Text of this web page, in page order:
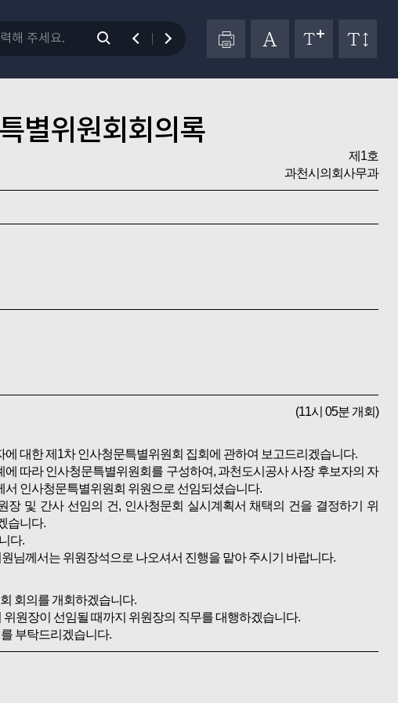
별위원회회의록
제1호
과천시의회사무과
(11시 05분 개회)
대한 제1차 인사청문특별위원회 집회에 관하여 보고드리겠습니다.
따라 인사청문특별위원회를 구성하여, 과천도시공사 사장 후보자의 자
인사청문특별위원회 위원으로 선임되셨습니다.
및 간사 선임의 건, 인사청문회 실시계획서 채택의 건을 결정하기 위
습니다.
다.
님께서는 위원장석으로 나오셔서 진행을 맡아 주시기 바랍니다.
회의를 개회하겠습니다.
원장이 선임될 때까지 위원장의 직무를 대행하겠습니다.
부탁드리겠습니다.